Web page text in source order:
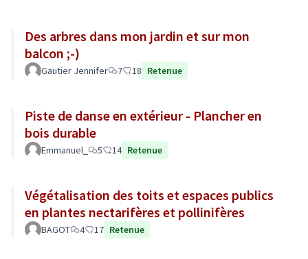
Des arbres dans mon jardin et sur mon
balcon ;-)
Gautier Jennifer 7 18 Retenue
Piste de danse en extérieur - Plancher en
bois durable
Emmanuel_ 5 14 Retenue
Végétalisation des toits et espaces publics
en plantes nectarifères et pollinifères
BAGOT 4 17 Retenue